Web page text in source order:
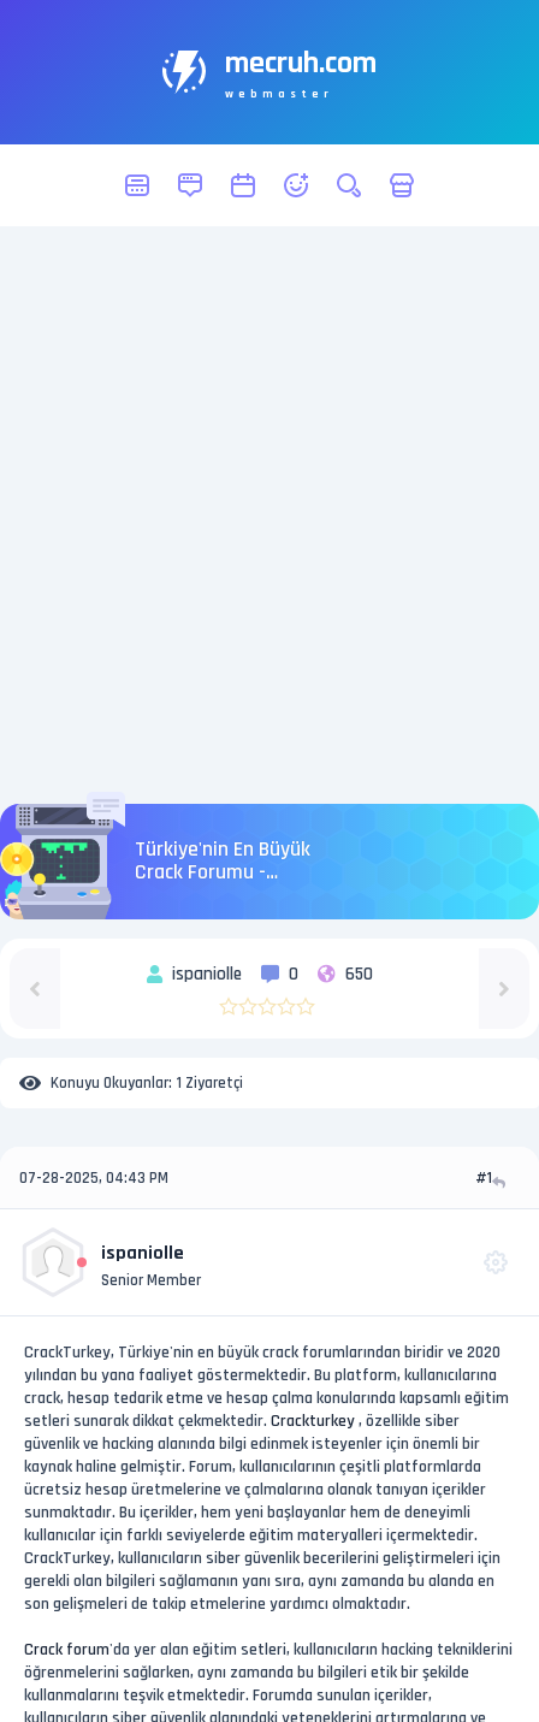
mecruh.com
webmaster
Türkiye'nin En Büyük
Crack Forumu -
ispaniolle 0 650
Konuyu Okuyanlar: 1 Ziyaretçi
07-28-2025, 04:43 PM #1
ispaniolle
Senior Member
CrackTurkey, Türkiye'nin en büyük crack forumlarından biridir ve 2020
yılından bu yana faaliyet göstermektedir. Bu platform, kullanıcılarına
crack, hesap tedarik etme ve hesap çalma konularında kapsamlı eğitim
setleri sunarak dikkat çekmektedir. Crackturkey, özellikle siber
güvenlik ve hacking alanında bilgi edinmek isteyenler için önemli bir
kaynak haline gelmiştir. Forum, kullanıcılarının çeşitli platformlarda
ücretsiz hesap üretmelerine ve çalmalarına olanak tanıyan içerikler
sunmaktadır. Bu içerikler, hem yeni başlayanlar hem de deneyimli
kullanıcılar için farklı seviyelerde eğitim materyalleri içermektedir.
CrackTurkey, kullanıcıların siber güvenlik becerilerini geliştirmeleri için
gerekli olan bilgileri sağlamanın yanı sıra, aynı zamanda bu alanda en
son gelişmeleri de takip etmelerine yardımcı olmaktadır.
Crack forum'da yer alan eğitim setleri, kullanıcıların hacking tekniklerini
öğrenmelerini sağlarken, aynı zamanda bu bilgileri etik bir şekilde
kullanmalarını teşvik etmektedir. Forumda sunulan içerikler,